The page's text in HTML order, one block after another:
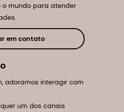
mundo para atender
em contato
adoramos interagir com
um dos canais